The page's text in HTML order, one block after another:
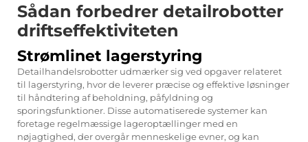
Sådan forbedrer detailrobotter
driftseffektiviteten
Strømlinet lagerstyring
Detailhandelsrobotter udmærker sig ved opgaver relateret
til lagerstyring, hvor de leverer præcise og effektive løsninger
til håndtering af beholdning, påfyldning og
sporingsfunktioner. Disse automatiserede systemer kan
foretage regelmæssige lageroptællinger med en
nøjagtighed, der overgår menneskelige evner, og kan